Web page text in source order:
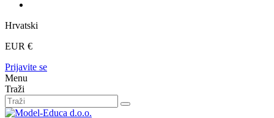
Hrvatski
EUR €
Prijavite se
Menu
Traži